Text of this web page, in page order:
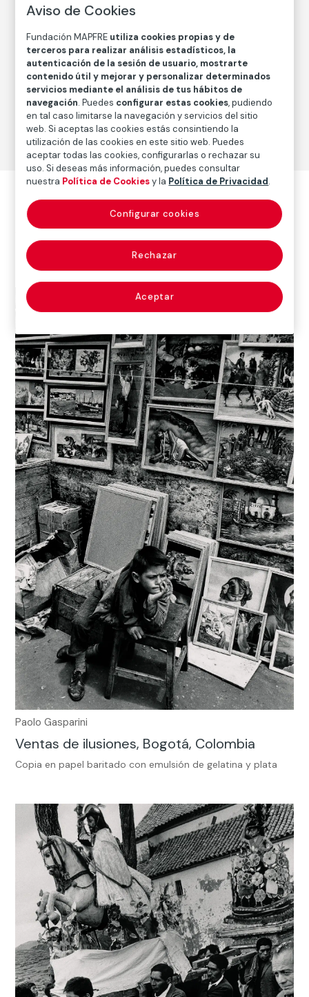
Gasparini)
© Paolo
Gaspari
ni, 2022
Otras obras del autor
Paolo Gasparini
Ventas de ilusiones, Bogotá, Colombia
Copia en papel baritado con emulsión de gelatina y plata
Aviso de Cookies
Fundación MAPFRE utiliza cookies propias y de
terceros para realizar análisis estadísticos, la
autenticación de la sesión de usuario, mostrarte
contenido útil y mejorar y personalizar determinados
servicios mediante el análisis de tus hábitos de
navegación. Puedes configurar estas cookies, pudiendo
en tal caso limitarse la navegación y servicios del sitio
web. Si aceptas las cookies estás consintiendo la
utilización de las cookies en este sitio web. Puedes
aceptar todas las cookies, configurarlas o rechazar su
uso. Si deseas más información, puedes consultar
nuestra Política de Cookiesy la Política de Privacidad.
Rechazar
Aceptar
Configurar cookies